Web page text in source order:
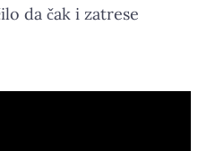
da čak i zatrese